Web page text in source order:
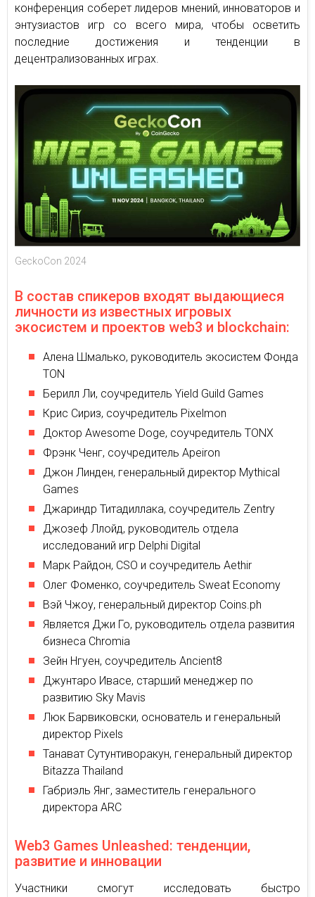
конференция соберет лидеров мнений, инноваторов и
энтузиастов игр со всего мира, чтобы осветить
последние достижения и тенденции в
децентрализованных играх.
GeckoCon 2024
В состав спикеров входят выдающиеся
личности из известных игровых
экосистем и проектов web3 и blockchain:
Алена Шмалько, руководитель экосистем Фонда
TON
Берилл Ли, соучредитель Yield Guild Games
Крис Сириз, соучредитель Pixelmon
Доктор Awesome Doge, соучредитель TONX
Фрэнк Ченг, соучредитель Apeiron
Джон Линден, генеральный директор Mythical
Games
Джариндр Титадиллака, соучредитель Zentry
Джозеф Ллойд, руководитель отдела
исследований игр Delphi Digital
Марк Райдон, CSO и соучредитель Aethir
Олег Фоменко, соучредитель Sweat Economy
Вэй Чжоу, генеральный директор Coins.ph
Является Джи Го, руководитель отдела развития
бизнеса Chromia
Зейн Нгуен, соучредитель Ancient8
Джунтаро Ивасе, старший менеджер по
развитию Sky Mavis
Люк Барвиковски, основатель и генеральный
директор Pixels
Танават Сутунтиворакун, генеральный директор
Bitazza Thailand
Габриэль Янг, заместитель генерального
директора ARC
Web3 Games Unleashed: тенденции,
развитие и инновации
Участники смогут исследовать быстро